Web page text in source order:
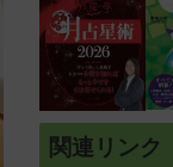
関連リンク